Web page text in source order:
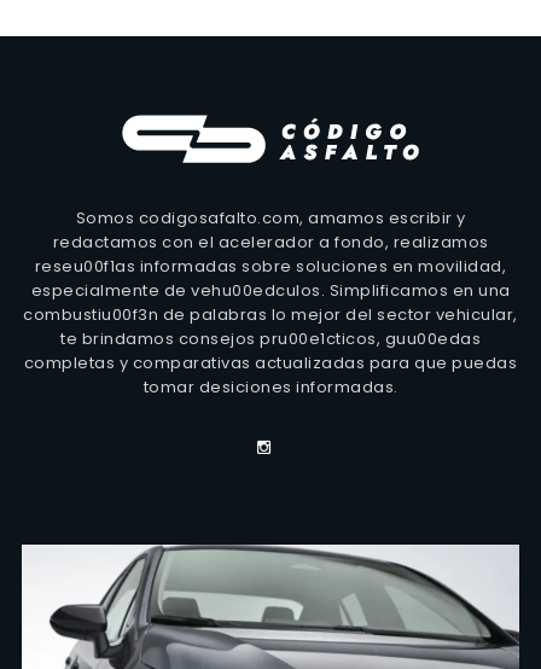
Somos codigosafalto.com, amamos escribir y
redactamos con el acelerador a fondo, realizamos
reseu00f1as informadas sobre soluciones en movilidad,
especialmente de vehu00edculos. Simplificamos en una
combustiu00f3n de palabras lo mejor del sector vehicular,
te brindamos consejos pru00e1cticos, guu00edas
completas y comparativas actualizadas para que puedas
tomar desiciones informadas.